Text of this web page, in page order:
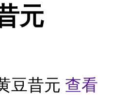
元
豆昔元 查看